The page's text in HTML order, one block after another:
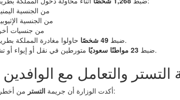
35% من الجنسية
62% من الجنسية
3% من جنسيات
ضبط 49 شخصًا
حاولوا مغادرة المملكة بطريقة غير قانونية.
ضبط 23 مواطنًا سعوديًا متورطين في نقل أو إيواء أو تشغيل مخالفين.
والتعامل مع الوافدين
أكدت الوزارة أن جريمة التستر
من أخطر المخالفات، وتتضمن: